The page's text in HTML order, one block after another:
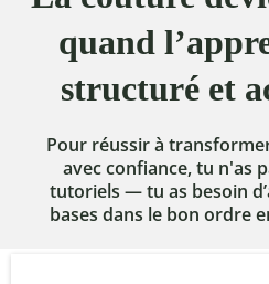
quand
structuré et
Pour réussir à
avec confiance, tu n'as
tutoriels — tu as besoin
bases dans le bon ordre